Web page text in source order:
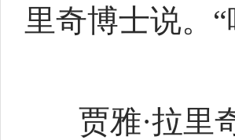
里奇博士说。
贾雅·拉里